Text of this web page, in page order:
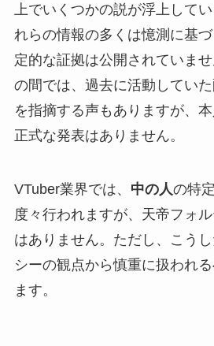
上でいくつかの説が浮上して
れらの情報の多くは憶測に基
定的な証拠は公開されていま
の間では、過去に活動してい
を指摘する声もありますが、
正式な発表はありません。
VTuber業界では、 中の人の特
度々行われますが、天帝フォ
はありません。ただし、こう
シーの観点から慎重に扱われ
ます。